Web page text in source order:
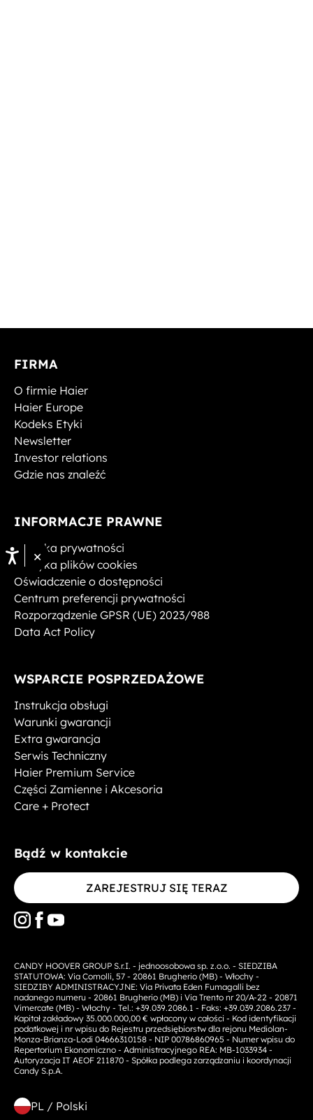
FIRMA
O firmie Haier
Haier Europe
Kodeks Etyki
Newsletter
Investor relations
Gdzie nas znaleźć
INFORMACJE PRAWNE
Polityka prywatności
Polityka plików cookies
Oświadczenie o dostępności
Centrum preferencji prywatności
Rozporządzenie GPSR (UE) 2023/988
Data Act Policy
WSPARCIE POSPRZEDAŻOWE
Instrukcja obsługi
Warunki gwarancji
Extra gwarancja
Serwis Techniczny
Haier Premium Service
Części Zamienne i Akcesoria
Care + Protect
Bądź w kontakcie
ZAREJESTRUJ SIĘ TERAZ
CANDY HOOVER GROUP S.r.I. - jednoosobowa sp. z.o.o. - SIEDZIBA
STATUTOWA: Via Comolli, 57 - 20861 Brugherio (MB) - Włochy -
SIEDZIBY ADMINISTRACYJNE: Via Privata Eden Fumagalli bez
nadanego numeru - 20861 Brugherio (MB) i Via Trento nr 20/A-22 - 20871
Vimercate (MB) - Włochy - Tel.: +39.039.2086.1 - Faks: +39.039.2086.237 -
Kapitał zakładowy 35.000.000,00 € wpłacony w całości - Kod identyfikacji
podatkowej i nr wpisu do Rejestru przedsiębiorstw dla rejonu Mediolan-
Monza-Brianza-Lodi 04666310158 - NIP 00786860965 - Numer wpisu do
Repertorium Ekonomiczno - Administracyjnego REA: MB-1033934 -
Autoryzacja IT AEOF 211870 - Spółka podlega zarządzaniu i koordynacji
Candy S.p.A.
PL / Polski
×